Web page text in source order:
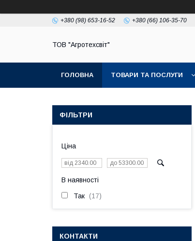
+380 (98) 653-16-52 +380 (66) 106-35-70
ТОВ "Агротехсвіт"
ГОЛОВНА ТОВАРИ ТА ПОСЛУГИ
ФІЛЬТРИ
Ціна
В наявності
Так 17
КОНТАКТИ